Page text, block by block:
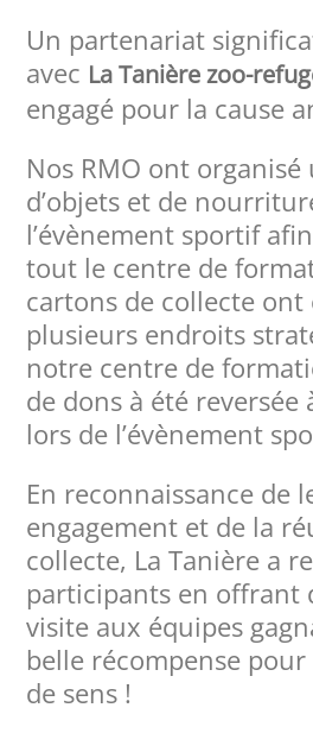
Un partenariat
avec La Tanière zoo-
engagé pour la cause
Nos RMO ont
d’objets et de
l’évènement sportif
tout le centre de
cartons de collecte ont
plusieurs endroits
notre centre de
de dons à été reversée
lors de l’évènement
En reconnaissance de
engagement et de la
collecte, La Tanière a
participants en offrant
visite aux équipes
belle récompense
de sens !